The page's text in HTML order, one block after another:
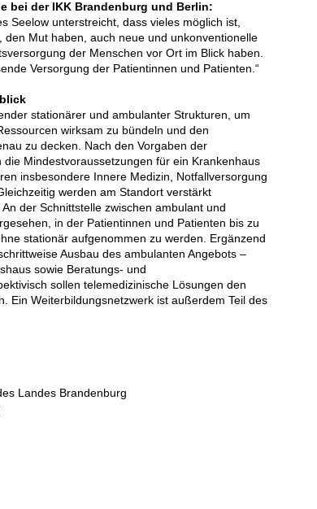
bei der IKK Brandenburg und Berlin:
Seelow unterstreicht, dass vieles möglich ist,
Mut haben, auch neue und unkonventionelle
der Menschen vor Ort im Blick haben.
Versorgung der Patientinnen und Patienten.“
stationärer und ambulanter Strukturen, um
wirksam zu bündeln und den
zu decken. Nach den Vorgaben der
Mindestvoraussetzungen für ein Krankenhaus
insbesondere Innere Medizin, Notfallversorgung
werden am Standort verstärkt
der Schnittstelle zwischen ambulant und
in der Patientinnen und Patienten bis zu
stationär aufgenommen zu werden. Ergänzend
Ausbau des ambulanten Angebots –
sowie Beratungs- und
sollen telemedizinische Lösungen den
Ein Weiterbildungsnetzwerk ist außerdem Teil des
Landes Brandenburg